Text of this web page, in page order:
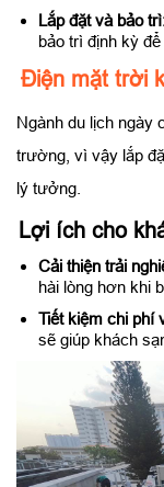
Lắp đặt và bảo
bảo trì định kỳ
Điện mặt trời
Ngành du lịch ngày
trường, vì vậy lắp
lý tưởng.
Lợi ích cho
Cải thiện trải
hài lòng hơn khi
Tiết kiệm chi phí
sẽ giúp khách